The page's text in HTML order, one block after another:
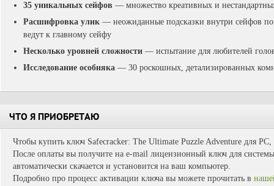
35 уникальных сейфов — множество креативных и
Расшифровка улик — неожиданные подсказки внутри сейфов
ведут к главному сейфу
Несколько уровней сложности — испытание для любителей
Исследование особняка — 30 роскошных, детализированных
ЧТО Я ПРИОБРЕТАЮ
Чтобы купить ключ Safecracker: The Ultimate Puzzle Adventure для PC,
После оплаты вы получите на e-mail лицензионный ключ для
автоматически скачается и установится на ваш компьютер.
Подробно про процесс активации ключа вы можете прочитать в